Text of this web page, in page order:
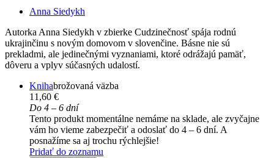
Anna Siedykh
Autorka Anna Siedykh v zbierke Cudzinečnosť spája rodnú
ukrajinčinu s novým domovom v slovenčine. Básne nie sú
prekladmi, ale jedinečnými vyznaniami, ktoré odrážajú pamäť,
dôveru a vplyv súčasných udalostí.
Knihabrožovaná väzba
11,60 €
Do 4 – 6 dní
Tento produkt momentálne nemáme na sklade, ale zvyčajne
vám ho vieme zabezpečiť a odoslať do 4 – 6 dní. A
posnažíme sa aj trochu rýchlejšie!
Pridať do zoznamu